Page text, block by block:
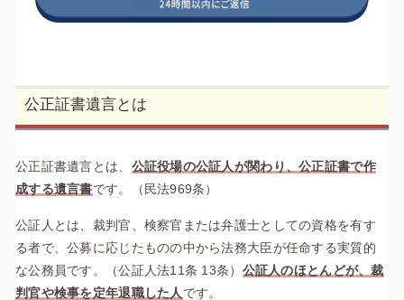
公正証書遺言とは
公正証書遺言とは、 公証役場の公証人が関わり、公正証書で作
成する遺言書です。（民法969条）
公証人とは、裁判官、検察官または弁護士としての資格を有す
る者で、公募に応じたものの中から法務大臣が任命する実質的
な公務員です。（公証人法11条 13条） 公証人のほとんどが、裁
判官や検事を定年退職した人です。